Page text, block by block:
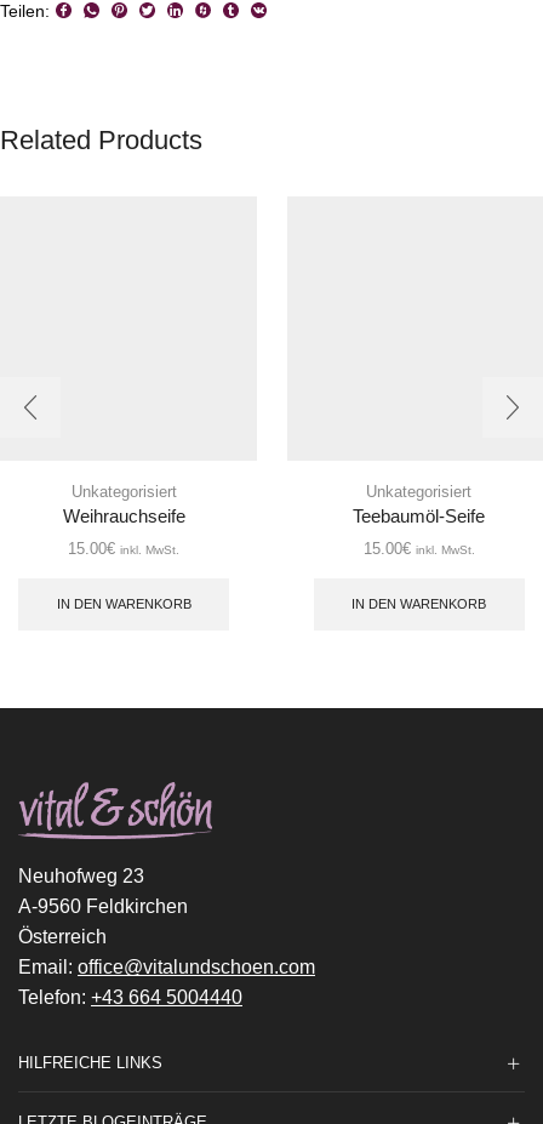
Teilen:
Related Products
Unkategorisiert
Weihrauchseife
15.00€ inkl. MwSt.
IN DEN WARENKORB
Unkategorisiert
Teebaumöl-Seife
15.00€ inkl. MwSt.
IN DEN WARENKORB
Neuhofweg 23
A-9560 Feldkirchen
Österreich
Email: office@vitalundschoen.com
Telefon: +43 664 5004440
HILFREICHE LINKS